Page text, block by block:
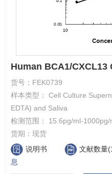
Human BCA1/CXCL13
货号： FEK0739
样本类型： Cell Culture
EDTA) and Saliva
检测范围： 15.6pg/ml-1000pg/
货期： 现货
说明书
文献数量
息